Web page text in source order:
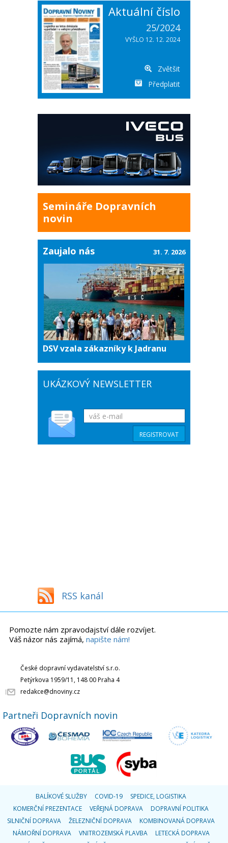
Aktuální číslo
25/2024
VYŠLO 12. 12. 2024
Zvětšit
Předplatit
Semináře Dopravních
novin
Zaujalo nás
DSV vzala zákazníky k Jadranu
31. 7. 2026
UKÁZKOVÝ NEWSLETTER
RSS kanál
Pomozte nám zpravodajství dále rozvíjet.
Váš názor nás zajímá, napište nám!
České dopravní vydavatelství s.r.o.
Petýrkova 1959/11, 148 00 Praha 4
redakce@dnoviny.cz
Partneři Dopravních novin
BALÍKOVÉ SLUŽBY COVID-19
SPEDICE, LOGISTIKA
KOMERČNÍ PREZENTACE
VEŘEJNÁ DOPRAVA
DOPRAVNÍ POLITIKA
SILNIČNÍ DOPRAVA
ŽELEZNIČNÍ DOPRAVA
KOMBINOVANÁ DOPRAVA
NÁMOŘNÍ DOPRAVA
VNITROZEMSKÁ PLAVBA
LETECKÁ DOPRAVA